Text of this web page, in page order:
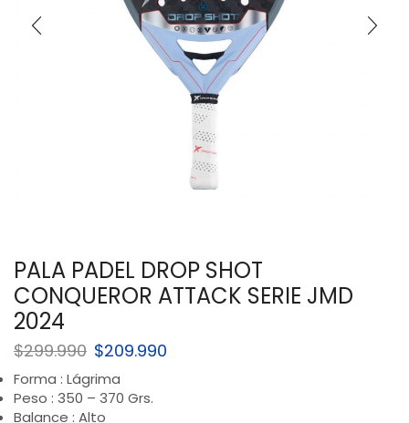
PALA PADEL DROP SHOT
CONQUEROR ATTACK SERIE JMD
2024
$299.990 $209.990
Forma : Lágrima
Peso : 350 – 370 Grs.
Balance : Alto